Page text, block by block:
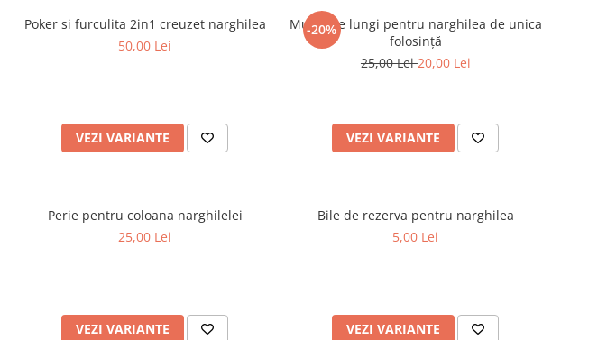
Poker si furculita 2in1 creuzet narghilea
50,00 Lei
VEZI VARIANTE
-20%
Mustiuce lungi pentru narghilea de unica
folosință
25,00 Lei20,00 Lei
VEZI VARIANTE
Perie pentru coloana narghilelei
25,00 Lei
VEZI VARIANTE
Bile de rezerva pentru narghilea
5,00 Lei
VEZI VARIANTE